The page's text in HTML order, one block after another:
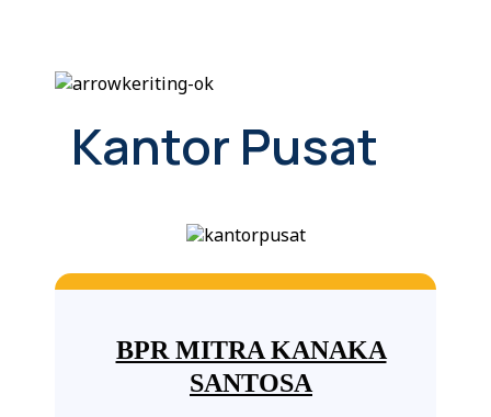
Kantor Pusat
BPR MITRA KANAKA
SANTOSA